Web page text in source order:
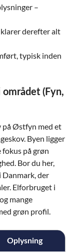
–
derefter alt
typisk inden
(Fyn,
på Østfyn med et
Byen ligger
på grøn
Bor du her,
i Danmark, der
Elforbruget i
mange
grøn profil.
Oplysning